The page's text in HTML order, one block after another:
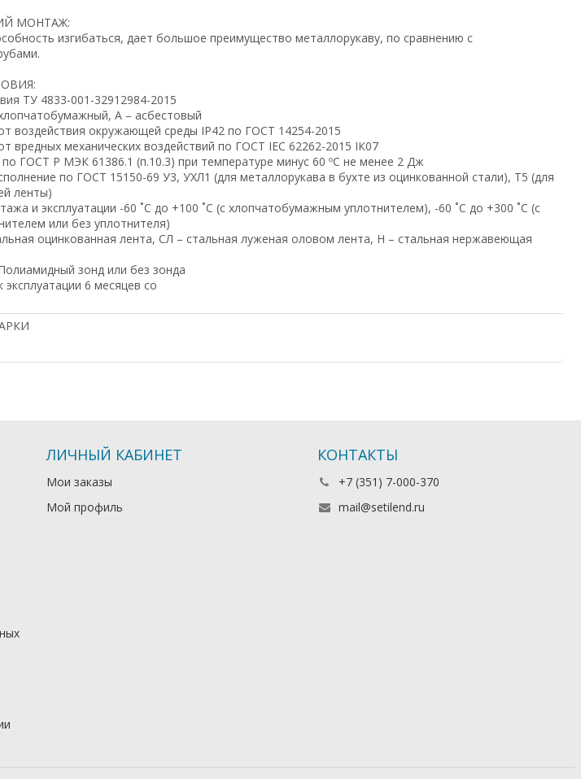
МОНТАЖ:
изгибаться, дает большое преимущество металлорукаву, по сравнению с
ТУ 4833-001-32912984-2015
А – асбестовый
воздействия окружающей среды IP42 по ГОСТ 14254-2015
вредных механических воздействий по ГОСТ IEC 62262-2015 IК07
по ГОСТ Р МЭК 61386.1 (п.10.3) при температуре минус 60 ºС не менее 2 Дж
по ГОСТ 15150-69 У3, УХЛ1 (для металлорукава в бухте из оцинкованной стали), Т5 (для
ленты)
и эксплуатации -60 ˚С до +100 ˚С (с хлопчатобумажным уплотнителем), -60 ˚С до +300 ˚С (с
или без уплотнителя)
оцинкованная лента, СЛ – стальная луженая оловом лента, Н – стальная нержавеющая
зонд или без зонда
эксплуатации 6 месяцев со
ЛИЧНЫЙ КАБИНЕТ
Мои заказы
Мой профиль
КОНТАКТЫ
+7 (351) 7-000-370
mail@setilend.ru